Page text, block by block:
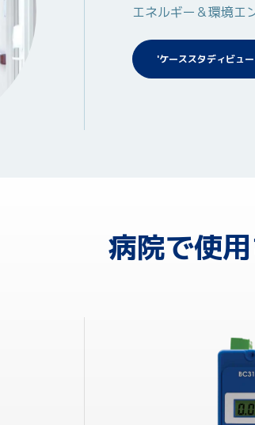
エネルギー＆環境
'ケーススタディビュー
病院で使